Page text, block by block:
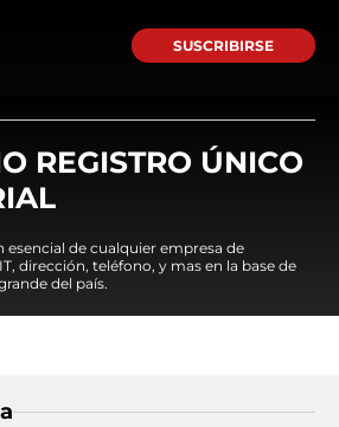
SUSCRIBIRSE
REGISTRO ÚNICO
esencial de cualquier empresa de
dirección, teléfono, y mas en la base de
del país.